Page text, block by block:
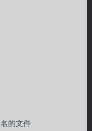
的文件